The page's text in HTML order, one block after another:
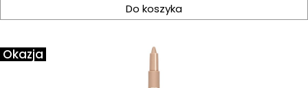
Do koszyka
Okazja